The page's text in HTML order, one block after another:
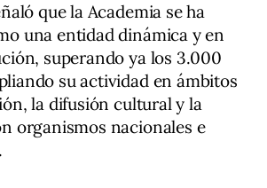
que la Academia se ha
una entidad dinámica y en
superando ya los 3.000
su actividad en ámbitos
la difusión cultural y la
organismos nacionales e